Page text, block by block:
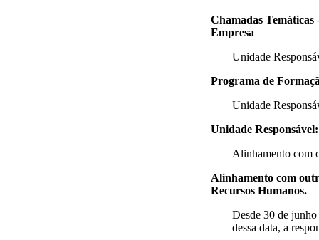
Chamadas
Empresa
Unidade
Programa de
Unidade
Unidade
Alinhamento com
Alinhamento com
Recursos Humanos.
Desde 30 de
dessa data, a